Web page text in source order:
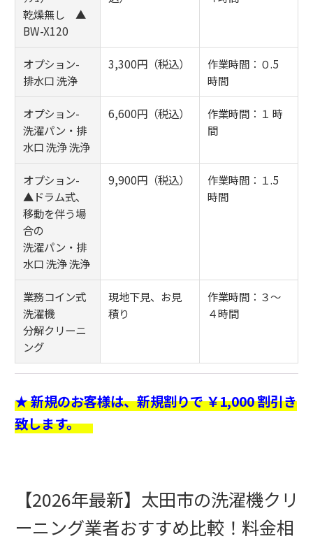
乾燥無し ▲
BW-X120
オプション-
排水口 洗浄
3,300円（税込）
作業時間：０.5
時間
オプション-
洗濯パン・排
水口 洗浄 洗浄
6,600円（税込）
作業時間：１ 時
間
オプション-
▲ドラム式、
移動を伴う場
合の
洗濯パン・排
水口 洗浄 洗浄
9,900円（税込）
作業時間：１.5
時間
業務コイン式
洗濯機
分解クリーニ
ング
現地下見、お見
積り
作業時間：３～
４時間
★ 新規のお客様は、新規割りで￥1,000 割引き
致します。
【2026年最新】太田市の洗濯機クリ
ーニング業者おすすめ比較！料金相